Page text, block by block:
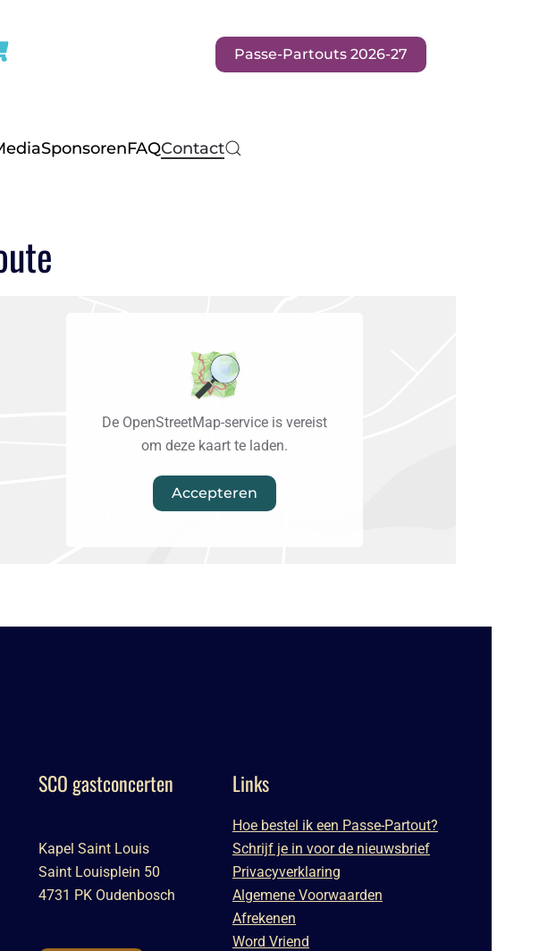
Passe-Partouts 2026-27
SponsorenFAQContact
De OpenStreetMap-service is vereist
om deze kaart te laden.
Accepteren
SCO gastconcerten
Kapel Saint Louis
Saint Louisplein 50
4731 PK Oudenbosch
Links
Hoe bestel ik een Passe-Partout?
Schrijf je in voor de nieuwsbrief
Privacyverklaring
Algemene Voorwaarden
Afrekenen
Word Vriend